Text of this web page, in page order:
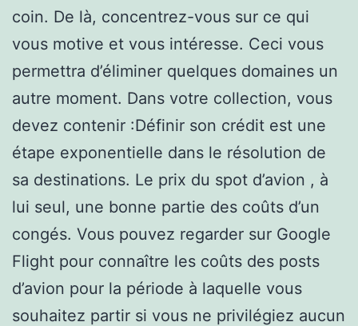
coin. De là, concentrez-vous sur ce qui
vous motive et vous intéresse. Ceci vous
permettra d’éliminer quelques domaines un
autre moment. Dans votre collection, vous
devez contenir :Définir son crédit est une
étape exponentielle dans le résolution de
sa destinations. Le prix du spot d’avion , à
lui seul, une bonne partie des coûts d’un
congés. Vous pouvez regarder sur Google
Flight pour connaître les coûts des posts
d’avion pour la période à laquelle vous
souhaitez partir si vous ne privilégiez aucun